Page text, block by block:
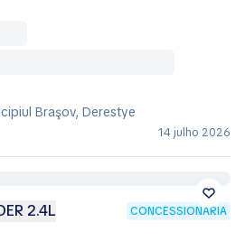
Braşov, Derestye
14 julho 2026
2.4L CONCESSIONÁRIA